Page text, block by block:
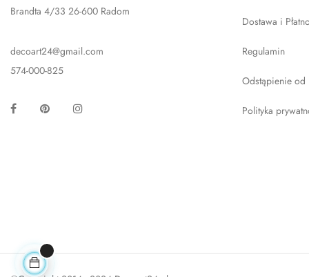
Brandta 4/33 26-600 Radom
decoart24@gmail.com
574-000-825
Facebook Pinterest
Dostawa i
Regulamin
Odstąpienie od
Polityka